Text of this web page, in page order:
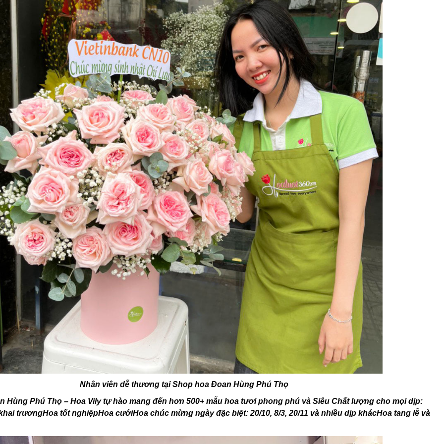
Nhân viên dễ thương tại Shop hoa Đoan Hùng Phú Thọ
Hùng Phú Thọ – Hoa Vily tự hào mang đến hơn 500+ mẫu hoa tươi phong phú và Siêu Chất lượng cho mọi dịp:
trươngHoa tốt nghiệpHoa cướiHoa chúc mừng ngày đặc biệt: 20/10, 8/3, 20/11 và nhiều dịp khácHoa tang lễ và